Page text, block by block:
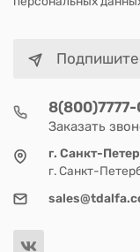
Заказать
г. Санкт-
г. Санкт-